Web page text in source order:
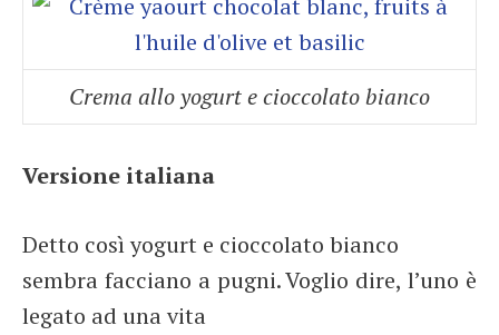
Crema allo yogurt e cioccolato bianco
Versione italiana
Detto così yogurt e cioccolato bianco
sembra facciano a pugni. Voglio dire, l’uno è
legato ad una vita